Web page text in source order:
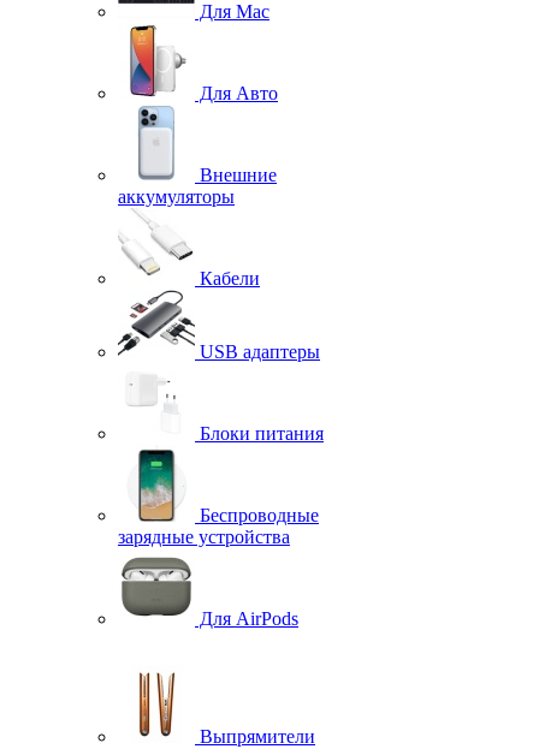
Для Mac
Для Авто
Внешние
аккумуляторы
Кабели
USB адаптеры
Блоки питания
Беспроводные
зарядные устройства
Для AirPods
Выпрямители